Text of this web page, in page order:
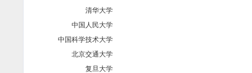
清华大学
中国人民大学
中国科学技术大学
北京交通大学
复旦大学